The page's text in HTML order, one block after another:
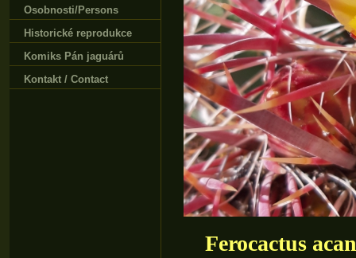
Ferocactus
Osobnosti/Persons
Historické reprodukce
Komiks Pán jaguárů
Kontakt / Contact